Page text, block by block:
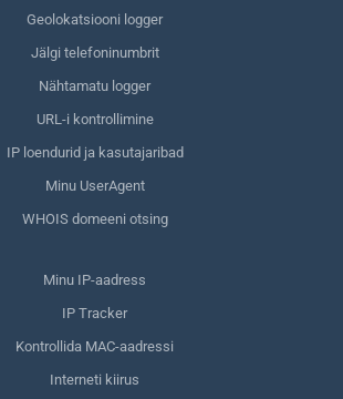
Geolokatsiooni logger
Jälgi telefoninumbrit
Nähtamatu logger
URL-i kontrollimine
IP loendurid ja kasutajaribad
Minu UserAgent
WHOIS domeeni otsing
Minu IP-aadress
IP Tracker
Kontrollida MAC-aadressi
Interneti kiirus